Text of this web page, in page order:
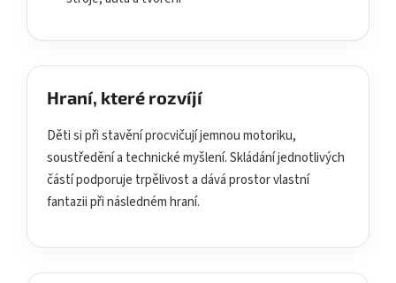
Hraní, které rozvíjí
Děti si při stavění procvičují jemnou motoriku,
soustředění a technické myšlení. Skládání jednotlivých
částí podporuje trpělivost a dává prostor vlastní
fantazii při následném hraní.